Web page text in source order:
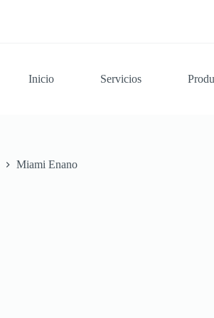
Inicio Servicios
Miami Enano